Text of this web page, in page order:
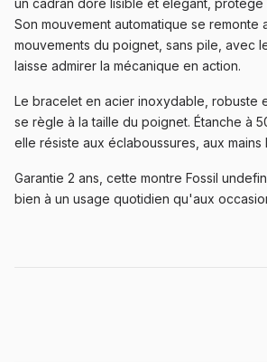
un cadran doré lisible et élégant, protégé
Son mouvement automatique se remonte
mouvements du poignet, sans pile, avec
laisse admirer la mécanique en action.
Le bracelet en acier inoxydable, robuste
se règle à la taille du poignet. Étanche à
elle résiste aux éclaboussures, aux mains
Garantie 2 ans, cette montre Fossil
bien à un usage quotidien qu'aux